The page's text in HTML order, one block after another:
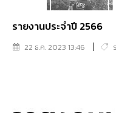
รายงานประจำปี 2566
22 ธ.ค. 2023 13:46